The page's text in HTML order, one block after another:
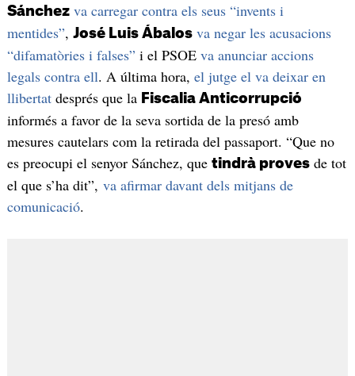
Sánchez va carregar contra els seus “invents i
mentides”, José Luis Ábalos va negar les acusacions
“difamatòries i falses”i el PSOE va anunciar accions
legals contra ell. A última hora, el jutge el va deixar en
llibertatdesprés que la Fiscalia Anticorrupció
informés a favor de la seva sortida de la presó amb
mesures cautelars com la retirada del passaport. “Que no
es preocupi el senyor Sánchez, que tindrà provesde tot
el que s’ha dit”, va afirmar davant dels mitjans de
comunicació.